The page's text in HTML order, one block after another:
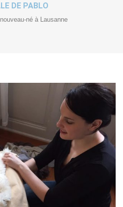
DE PABLO
né à Lausanne